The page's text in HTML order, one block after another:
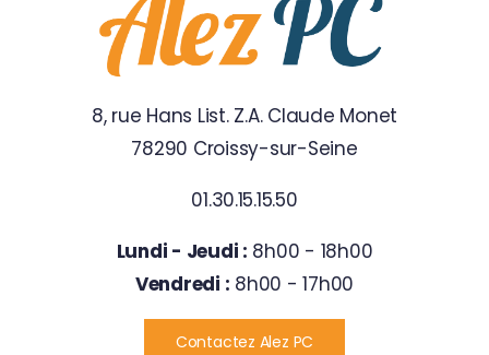
8, rue Hans List. Z.A. Claude Monet
78290 Croissy-sur-Seine
01.30.15.15.50
Lundi - Jeudi : 8h00 - 18h00
Vendredi : 8h00 - 17h00
Contactez Alez PC